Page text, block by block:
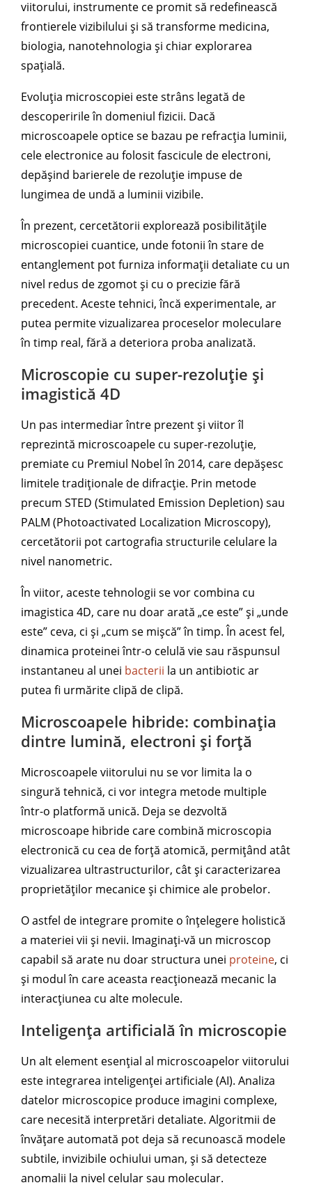
viitorului, instrumente ce promit să redefinească
frontierele vizibilului și să transforme medicina,
biologia, nanotehnologia și chiar explorarea
spațială.
Evoluția microscopiei este strâns legată de
descoperirile în domeniul fizicii. Dacă
microscoapele optice se bazau pe refracția luminii,
cele electronice au folosit fascicule de electroni,
depășind barierele de rezoluție impuse de
lungimea de undă a luminii vizibile.
În prezent, cercetătorii explorează posibilitățile
microscopiei cuantice, unde fotonii în stare de
entanglement pot furniza informații detaliate cu un
nivel redus de zgomot și cu o precizie fără
precedent. Aceste tehnici, încă experimentale, ar
putea permite vizualizarea proceselor moleculare
în timp real, fără a deteriora proba analizată.
Microscopie cu super-rezoluție și
imagistică 4D
Un pas intermediar între prezent și viitor îl
reprezintă microscoapele cu super-rezoluție,
premiate cu Premiul Nobel în 2014, care depășesc
limitele tradiționale de difracție. Prin metode
precum STED (Stimulated Emission Depletion) sau
PALM (Photoactivated Localization Microscopy),
cercetătorii pot cartografia structurile celulare la
nivel nanometric.
În viitor, aceste tehnologii se vor combina cu
imagistica 4D, care nu doar arată „ce este” și „unde
este” ceva, ci și „cum se mișcă” în timp. În acest fel,
dinamica proteinei într-o celulă vie sau răspunsul
instantaneu al unei bacterii la un antibiotic ar
putea fi urmărite clipă de clipă.
Microscoapele hibride: combinația
dintre lumină, electroni și forță
Microscoapele viitorului nu se vor limita la o
singură tehnică, ci vor integra metode multiple
într-o platformă unică. Deja se dezvoltă
microscoape hibride care combină microscopia
electronică cu cea de forță atomică, permițând atât
vizualizarea ultrastructurilor, cât și caracterizarea
proprietăților mecanice și chimice ale probelor.
O astfel de integrare promite o înțelegere holistică
a materiei vii și nevii. Imaginați-vă un microscop
capabil să arate nu doar structura unei proteine, ci
și modul în care aceasta reacționează mecanic la
interacțiunea cu alte molecule.
Inteligența artificială în microscopie
Un alt element esențial al microscoapelor viitorului
este integrarea inteligenței artificiale (AI). Analiza
datelor microscopice produce imagini complexe,
care necesită interpretări detaliate. Algoritmii de
învățare automată pot deja să recunoască modele
subtile, invizibile ochiului uman, și să detecteze
anomalii la nivel celular sau molecular.